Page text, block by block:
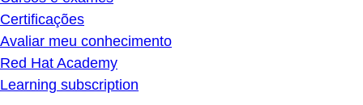
Certificações
Avaliar meu conhecimento
Red Hat Academy
Learning subscription